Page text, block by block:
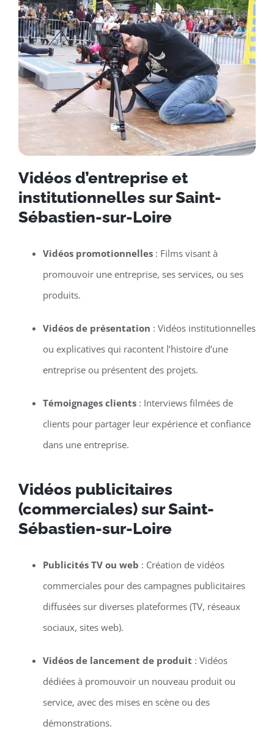
Vidéos d’entreprise et
institutionnelles sur Saint-
Sébastien-sur-Loire
Vidéos promotionnelles: Films visant à
promouvoir une entreprise, ses services, ou ses
produits.
Vidéos de présentation : Vidéos institutionnelles
ou explicatives qui racontent l’histoire d’une
entreprise ou présentent des projets.
Témoignages clients: Interviews filmées de
clients pour partager leur expérience et confiance
dans une entreprise.
Vidéos publicitaires
(commerciales) sur Saint-
Sébastien-sur-Loire
Publicités TV ou web : Création de vidéos
commerciales pour des campagnes publicitaires
diffusées sur diverses plateformes (TV, réseaux
sociaux, sites web).
Vidéos de lancement de produit : Vidéos
dédiées à promouvoir un nouveau produit ou
service, avec des mises en scène ou des
démonstrations.